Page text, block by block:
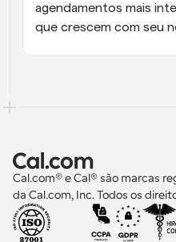
agendamentos mais
que crescem com seu
Cal.com® e Cal® são marcas
da Cal.com, Inc. Todos os